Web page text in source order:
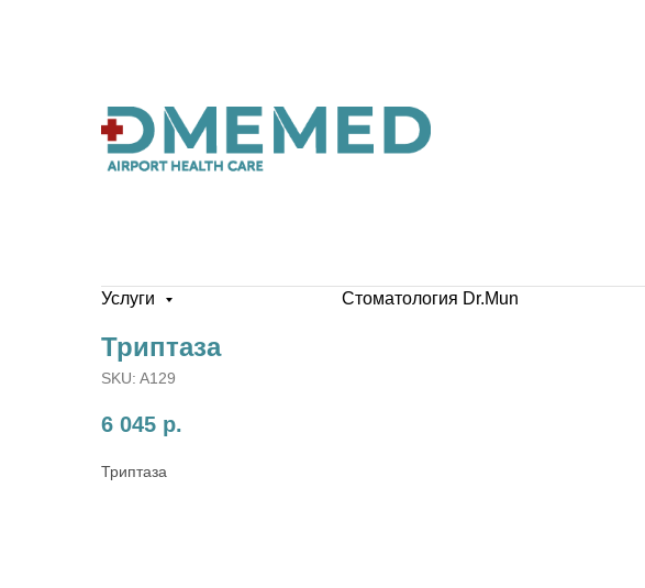
Услуги Стоматология Dr.Mun
Триптаза
SKU: A129
6 045 р.
Триптаза